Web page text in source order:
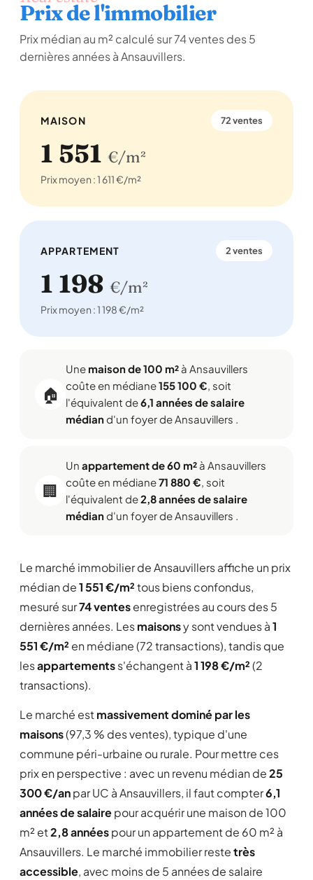
Prix de l'immobilier
Prix médian au m² calculé sur 74 ventes des 5
dernières années à Ansauvillers.
MAISON 72 ventes
1 551 €/m²
Prix moyen : 1 611 €/m²
APPARTEMENT 2 ventes
1 198 €/m²
Prix moyen : 1 198 €/m²
🏠
Une maison de 100 m² à Ansauvillers
coûte en médiane155 100 €, soit
l'équivalent de6,1 années de salaire
médiand'un foyer de Ansauvillers .
🏢
Un appartement de 60 m² à Ansauvillers
coûte en médiane71 880 €, soit
l'équivalent de2,8 années de salaire
médiand'un foyer de Ansauvillers .
Le marché immobilier de Ansauvillers affiche un prix
médian de1 551 €/m²tous biens confondus,
mesuré sur74 ventesenregistrées au cours des 5
dernières années. Lesmaisonsy sont vendues à1
551 €/m² en médiane (72 transactions), tandis que
lesappartementss'échangent à1 198 €/m²(2
transactions).
Le marché estmassivement dominé par les
maisons(97,3 % des ventes), typique d'une
commune péri-urbaine ou rurale. Pour mettre ces
prix en perspective : avec un revenu médian de25
300 €/anpar UC à Ansauvillers, il faut compter6,1
années de salairepour acquérir une maison de 100
m² et2,8 annéespour un appartement de 60 m² à
Ansauvillers. Le marché immobilier restetrès
accessible, avec moins de 5 années de salaire